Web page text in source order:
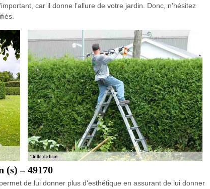
car il donne l’allure de votre jardin. Donc, n'hésitez
(s) – 49170
de lui donner plus d'esthétique en assurant de lui donner